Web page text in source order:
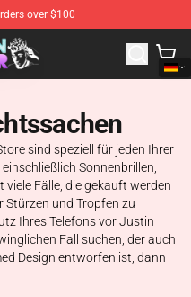
over $100
Justin Bieber Merchandise
sind speziell für jeden Ihrer
Sonnenbrillen,
viele Fälle, die gekauft werden
Stürzen und Tropfen zu
Ihres Telefons vor Justin
Fall suchen, der auch
Design entworfen ist, dann